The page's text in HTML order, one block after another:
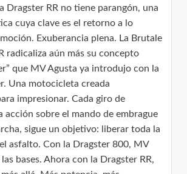
Dragster RR no tiene parangón, una
cuya clave es el retorno a lo
Exuberancia plena. La Brutale
radicaliza aún más su concepto
que MV Agusta ya introdujo con la
Una motocicleta creada
impresionar. Cada giro de
acción sobre el mando de embrague
sigue un objetivo: liberar toda la
asfalto. Con la Dragster 800, MV
bases. Ahora con la Dragster RR,